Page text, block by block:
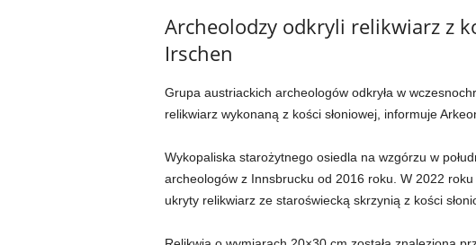
Archeolodzy odkryli relikwiarz z
Irschen
Grupa austriackich archeologów odkryła w
relikwiarz wykonaną z kości słoniowej, informuje
Wykopaliska starożytnego osiedla na wzgórzu w
archeologów z Innsbrucku od 2016 roku. W 2022
ukryty relikwiarz ze staroświecką skrzynią z kości